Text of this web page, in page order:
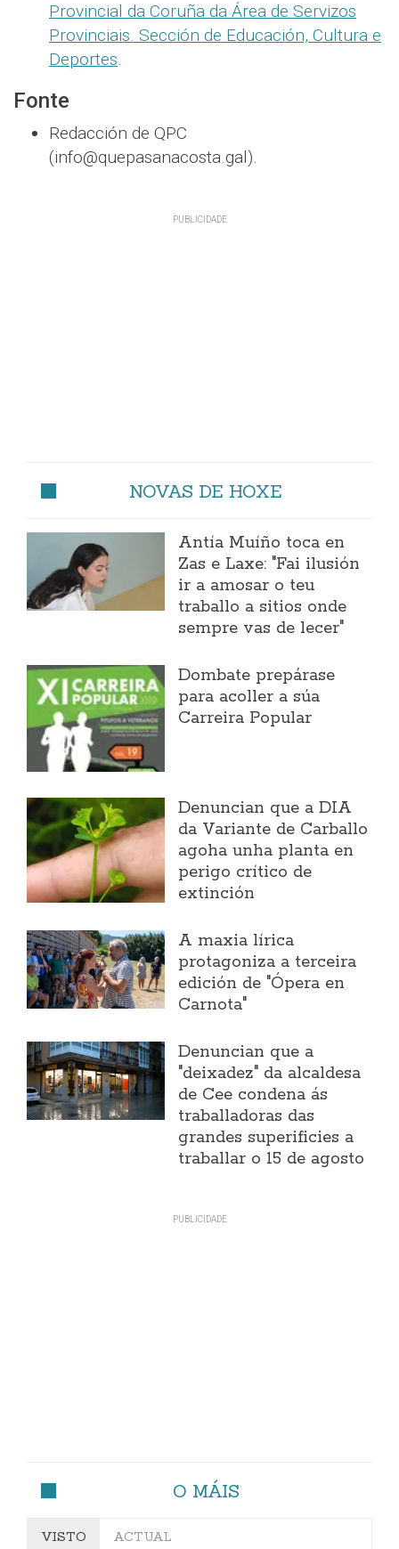
Provincial da Coruña da Área de Servizos
Provinciais. Sección de Educación, Cultura e
Deportes.
Fonte
Redacción de QPC
(info@quepasanacosta.gal).
NOVAS DE HOXE
Antía Muíño toca en
Zas e Laxe: "Fai ilusión
ir a amosar o teu
traballo a sitios onde
sempre vas de lecer"
Dombate prepárase
para acoller a súa
Carreira Popular
Denuncian que a DIA
da Variante de Carballo
agoha unha planta en
perigo crítico de
extinción
A maxia lírica
protagoniza a terceira
edición de "Ópera en
Carnota"
Denuncian que a
"deixadez" da alcaldesa
de Cee condena ás
traballadoras das
grandes superificies a
traballar o 15 de agosto
O MÁIS
VISTO ACTUAL